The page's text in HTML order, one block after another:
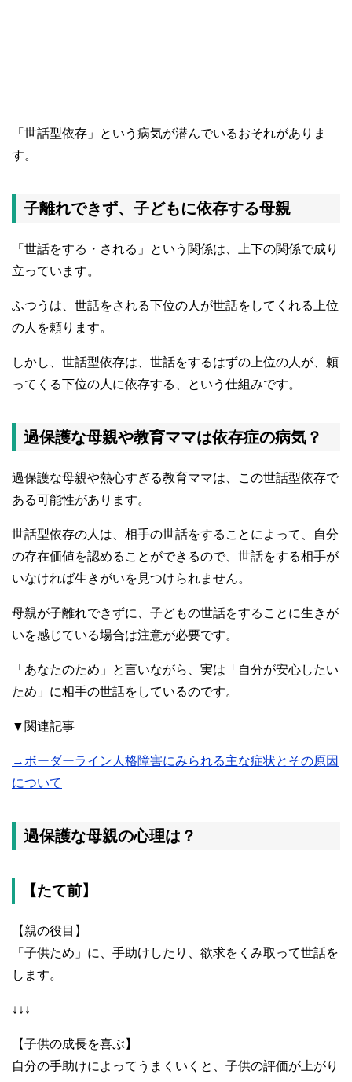
「世話型依存」という病気が潜んでいるおそれがありま
す。
子離れできず、子どもに依存する母親
「世話をする・される」という関係は、上下の関係で成り
立っています。
ふつうは、世話をされる下位の人が世話をしてくれる上位
の人を頼ります。
しかし、世話型依存は、世話をするはずの上位の人が、頼
ってくる下位の人に依存する、という仕組みです。
過保護な母親や教育ママは依存症の病気？
過保護な母親や熱心すぎる教育ママは、この世話型依存で
ある可能性があります。
世話型依存の人は、相手の世話をすることによって、自分
の存在価値を認めることができるので、世話をする相手が
いなければ生きがいを見つけられません。
母親が子離れできずに、子どもの世話をすることに生きが
いを感じている場合は注意が必要です。
「あなたのため」と言いながら、実は「自分が安心したい
ため」に相手の世話をしているのです。
▼関連記事
→ボーダーライン人格障害にみられる主な症状とその原因
について
過保護な母親の心理は？
【たて前】
【親の役目】
「子供ため」に、手助けしたり、欲求をくみ取って世話を
します。
↓↓↓
【子供の成長を喜ぶ】
自分の手助けによってうまくいくと、子供の評価が上がり